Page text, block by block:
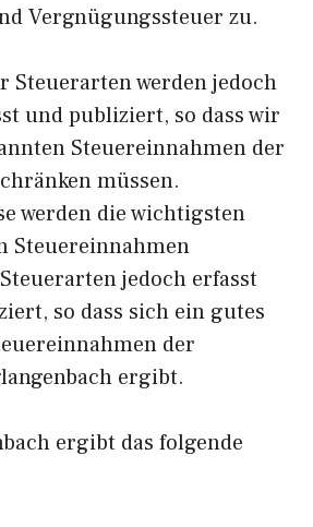
Vergnügungssteuer zu.
Steuerarten werden jedoch
und publiziert, so dass wir
Steuereinnahmen der
müssen.
werden die wichtigsten
Steuereinnahmen
jedoch erfasst
so dass sich ein gutes
der
ergibt.
ergibt das folgende